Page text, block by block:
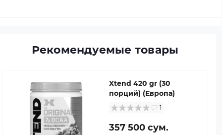
Рекомендуемые товары
Xtend 420 gr (30
порций) (Европа)
1
357 500 сум.